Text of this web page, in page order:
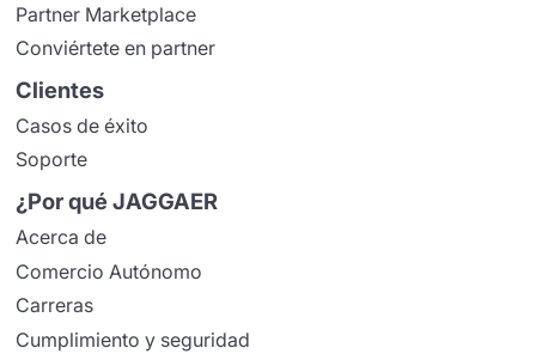
Partner Marketplace
Conviértete en partner
Clientes
Casos de éxito
Soporte
¿Por qué JAGGAER
Acerca de
Comercio Autónomo
Carreras
Cumplimiento y seguridad